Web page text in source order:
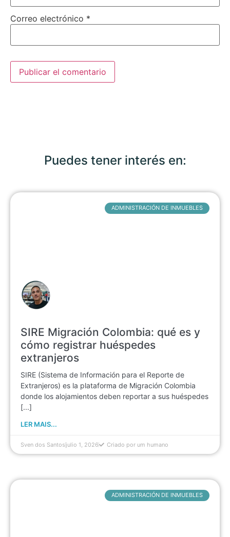
Correo electrónico *
Puedes tener interés en:
SIRE Migración Colombia: qué es y
cómo registrar huéspedes
extranjeros
SIRE (Sistema de Información para el Reporte de
Extranjeros) es la plataforma de Migración Colombia
donde los alojamientos deben reportar a sus huéspedes
[...]
LER MAIS...
ADMINISTRACIÓN DE INMUEBLES
Sven dos Santos julio 1, 2026 Criado por um humano
ADMINISTRACIÓN DE INMUEBLES